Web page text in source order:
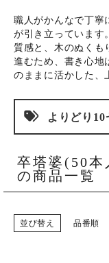
ご利用ガイド
お問い合わせ
よみもの
特定商取引法につい
職人がかんなで丁寧
が引き立っています
質感と、木のぬくも
進むため、書き心地
のままに活かした、
よりどり
卒塔婆(50
の商品一覧
並び替え 品番順